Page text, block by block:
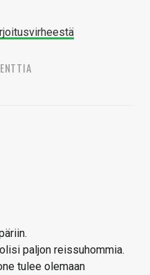
paljon reissuhommia.
tulee olemaan